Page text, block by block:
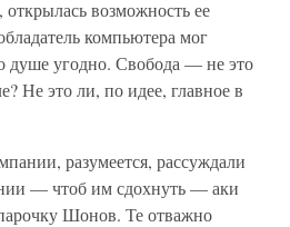
возможность ее
компьютера мог
душе угодно. Свобода — не это
Не это ли, по идее, главное в
разумеется, рассуждали
— чтоб им сдохнуть — аки
Шонов. Те отважно